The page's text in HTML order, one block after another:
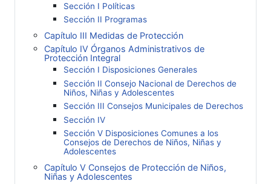
Sección I Políticas
Sección II Programas
Capítulo III Medidas de Protección
Capítulo IV Órganos Administrativos de
Protección Integral
Sección I Disposiciones Generales
Sección II Consejo Nacional de Derechos de
Niños, Niñas y Adolescentes
Sección III Consejos Municipales de Derechos
Sección IV
Sección V Disposiciones Comunes a los
Consejos de Derechos de Niños, Niñas y
Adolescentes
Capítulo V Consejos de Protección de Niños,
Niñas y Adolescentes